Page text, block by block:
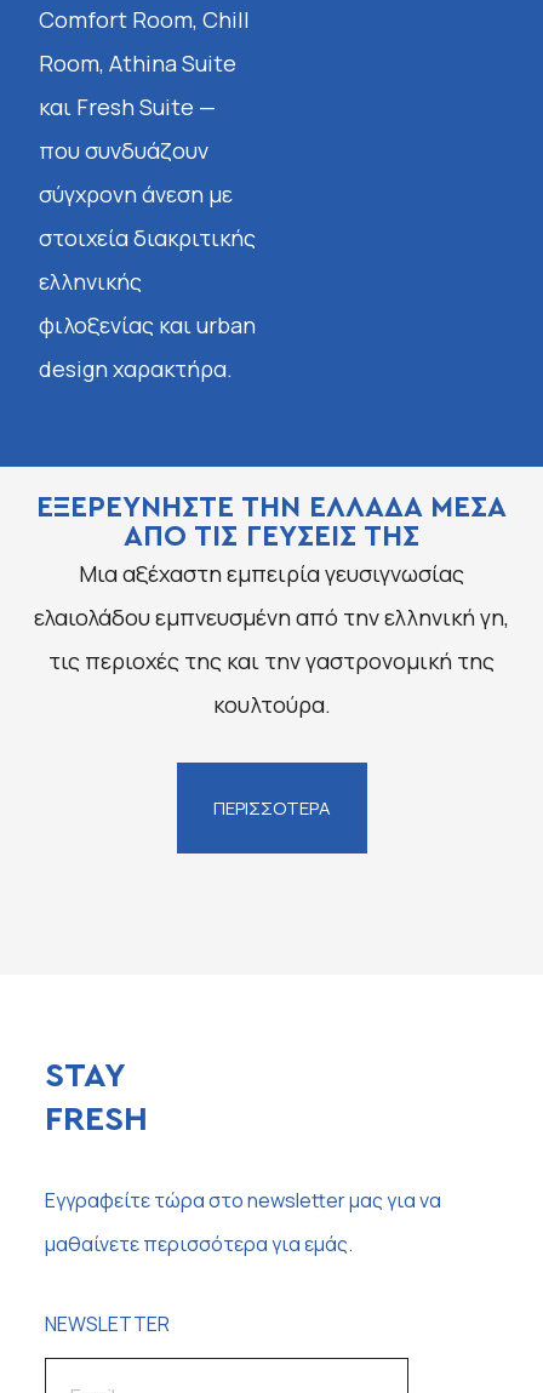
Comfort Room, Chill
Room, Athina Suite
και Fresh Suite —
που συνδυάζουν
σύγχρονη άνεση με
στοιχεία διακριτικής
ελληνικής
φιλοξενίας και urban
design χαρακτήρα.
ΕΞΕΡΕΥΝΗΣΤΕ ΤΗΝ ΕΛΛΑΔΑ ΜΕΣΑ
ΑΠΟ ΤΙΣ ΓΕΥΣΕΙΣ ΤΗΣ
Μια αξέχαστη εμπειρία γευσιγνωσίας
ελαιολάδου εμπνευσμένη από την ελληνική γη,
τις περιοχές της και την γαστρονομική της
κουλτούρα.
ΠΕΡΙΣΣΟΤΕΡΑ
STAY
FRESH
Εγγραφείτε τώρα στο newsletter μας για να
μαθαίνετε περισσότερα για εμάς.
NEWSLETTER